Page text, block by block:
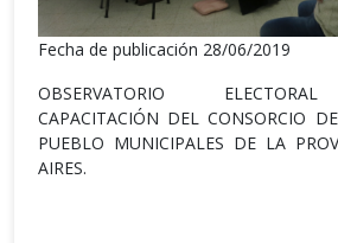
Fecha de publicación 28/06/2019
OBSERVATORIO
CAPACITACIÓN DEL CONSORCIO
PUEBLO MUNICIPALES DE LA
AIRES.